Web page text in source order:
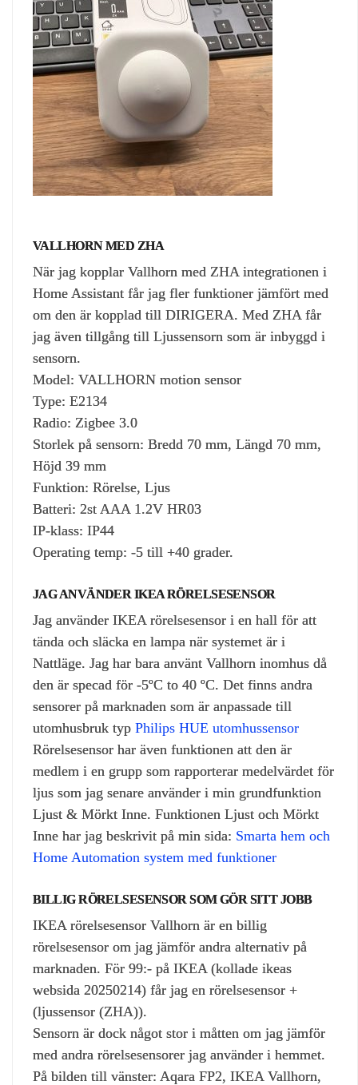
VALLHORN MED ZHA
När jag kopplar Vallhorn med ZHA integrationen i
Home Assistant får jag fler funktioner jämfört med
om den är kopplad till DIRIGERA. Med ZHA får
jag även tillgång till Ljussensorn som är inbyggd i
sensorn.
Model: VALLHORN motion sensor
Type: E2134
Radio: Zigbee 3.0
Storlek på sensorn: Bredd 70 mm, Längd 70 mm,
Höjd 39 mm
Funktion: Rörelse, Ljus
Batteri: 2st AAA 1.2V HR03
IP-klass: IP44
Operating temp: -5 till +40 grader.
JAG ANVÄNDER IKEA RÖRELSESENSOR
Jag använder IKEA rörelsesensor i en hall för att
tända och släcka en lampa när systemet är i
Nattläge. Jag har bara använt Vallhorn inomhus då
den är specad för -5ºC to 40 ºC. Det finns andra
sensorer på marknaden som är anpassade till
utomhusbruk typ Philips HUE utomhussensor
Rörelsesensor har även funktionen att den är
medlem i en grupp som rapporterar medelvärdet för
ljus som jag senare använder i min grundfunktion
Ljust & Mörkt Inne. Funktionen Ljust och Mörkt
Inne har jag beskrivit på min sida: Smarta hem och
Home Automation system med funktioner
BILLIG RÖRELSESENSOR SOM GÖR SITT JOBB
IKEA rörelsesensor Vallhorn är en billig
rörelsesensor om jag jämför andra alternativ på
marknaden. För 99:- på IKEA (kollade ikeas
websida 20250214) får jag en rörelsesensor +
(ljussensor (ZHA)).
Sensorn är dock något stor i måtten om jag jämför
med andra rörelsesensorer jag använder i hemmet.
På bilden till vänster: Aqara FP2, IKEA Vallhorn,